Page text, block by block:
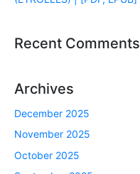
Recent Comments
Archives
December 2025
November 2025
October 2025